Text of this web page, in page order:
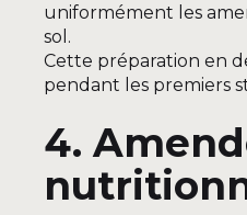
uniformément les
sol.
Cette préparation en
pendant les premiers
4.